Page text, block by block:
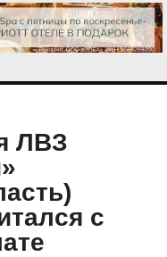
ЛВЗ
с